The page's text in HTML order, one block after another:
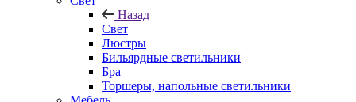
Назад
Свет
Люстры
Бильярдные светильники
Бра
Торшеры, напольные светильники